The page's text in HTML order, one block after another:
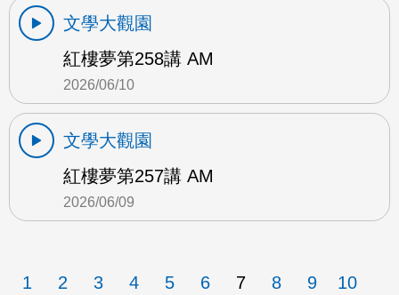
文學大觀園
紅樓夢第258講 AM
2026/06/10
文學大觀園
紅樓夢第257講 AM
2026/06/09
1 2 3 4 5 6 7 8 9 10